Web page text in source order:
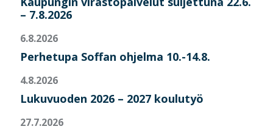
– 7.8.2026
6.8.2026
Perhetupa Soffan ohjelma 10.-14.8.
4.8.2026
Lukuvuoden 2026 – 2027 koulutyö
27.7.2026